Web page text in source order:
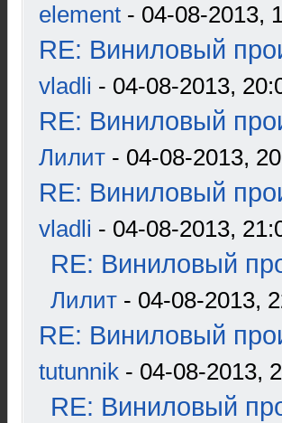
element - 04-08-2013,
RE: Виниловый
vladli - 04-08-2013,
RE: Виниловый
Лилит - 04-08-2013,
RE: Виниловый
vladli - 04-08-2013,
RE: Виниловый
Лилит - 04-08-2013,
RE: Виниловый
tutunnik - 04-08-2013,
RE: Виниловый